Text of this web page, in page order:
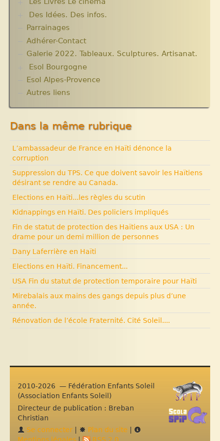
Critiques et notes de lecture
Des Idées. Des infos.
Changer le monde. Réflexions sur l’aide
internationale. 5 articles
Lutter contre l’extrême pauvreté. Victimes et
acteurs.10 articles.
Solidarité internationale. Autour d’Haïti.
Cité Soleil.
Histoire d’Haïti. Histoire et Vaudou.
Parrainages
Adhérer-Contact
Galerie 2022. Tableaux. Sculptures. Artisanat.
Esol Bourgogne
ACTUALITES
Archives
Esol Alpes-Provence
Autres liens
Dans la même rubrique
L’ambassadeur de France en Haïti dénonce la
corruption
Suppression du TPS. Ce que doivent savoir les Haïtiens
désirant se rendre au Canada.
Elections en Haïti...les règles du scutin
Kidnappings en Haïti. Des policiers impliqués
Fin de statut de protection des Haïtiens aux USA : Un
drame pour un demi million de personnes
Dany Laferrière en Haïti
Elections en Haïti. Financement...
USA Fin du statut de protection temporaire pour Haïti
Mirebalais aux mains des gangs depuis plus d’une
année.
Rénovation de l’école Fraternité. Cité Soleil....
2010-2026 — Fédération Enfants Soleil
(Association Enfants Soleil)
Directeur de publication : Breban
Christian
Se connecter
Plan du site
Mentions légales | RSS 2.0